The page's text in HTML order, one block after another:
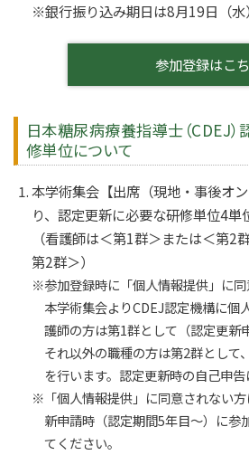
※銀行振り込み期日は8月19日（水
参加登録はこ
日本糖尿病療養指導士（CDEJ
修単位について
本学術集会【出席（現地・事後オ
り、認定更新に必要な研修単位4単
（看護師は＜第1群＞または＜第2
第2群＞）
※参加登録時に「個人情報提供」に同
本学術集会よりCDEJ認定機構に個
護師の方は第1群として（認定更新
それ以外の職種の方は第2群として
を行います。認定更新時の自己申告
※「個人情報提供」に同意されない
新申請時（認定期間5年目～）に参
てください。